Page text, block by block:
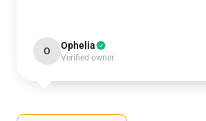
O Ophelia
Verified owner